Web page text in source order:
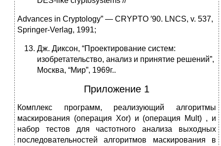
Advances in Cryptology” — CRYPTO ′90. LNCS, v. 537,
Springer-Verlag, 1991;
Дж. Диксон, “Проектирование систем:
изобретательство, анализ и принятие решений”,
Москва, “Мир”, 1969г..
Приложение 1
Комплекс программ, реализующий алгоритмы
маскирования (операция Xor) и (операция Mult) , и
набор тестов для частотного анализа выходных
последовательностей алгоритмов маскирования в